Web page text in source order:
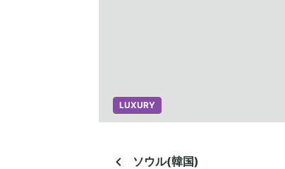
LUXURY
ソウル(韓国)